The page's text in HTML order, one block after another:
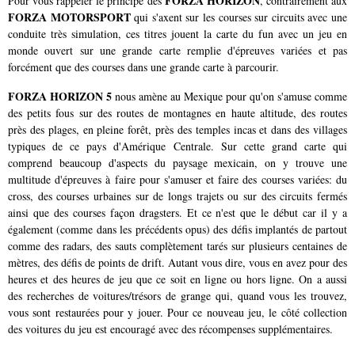
FORZA MOTORSPORTqui s'axent sur les courses sur circuits avec une
conduite très simulation, ces titres jouent la carte du fun avec un jeu en
monde ouvert sur une grande carte remplie d'épreuves variées et pas
forcément que des courses dans une grande carte à parcourir.
FORZA HORIZON 5 nous amène au Mexique pour qu'on s'amuse comme
des petits fous sur des routes de montagnes en haute altitude, des routes
près des plages, en pleine forêt, près des temples incas et dans des villages
typiques de ce pays d'Amérique Centrale. Sur cette grand carte qui
comprend beaucoup d'aspects du paysage mexicain, on y trouve une
multitude d'épreuves à faire pour s'amuser et faire des courses variées: du
cross, des courses urbaines sur de longs trajets ou sur des circuits fermés
ainsi que des courses façon dragsters. Et ce n'est que le début car il y a
également (comme dans les précédents opus) des défis implantés de partout
comme des radars, des sauts complètement tarés sur plusieurs centaines de
mètres, des défis de points de drift. Autant vous dire, vous en avez pour des
heures et des heures de jeu que ce soit en ligne ou hors ligne. On a aussi
des recherches de voitures/trésors de grange qui, quand vous les trouvez,
vous sont restaurées pour y jouer. Pour ce nouveau jeu, le côté collection
des voitures du jeu est encouragé avec des récompenses supplémentaires.